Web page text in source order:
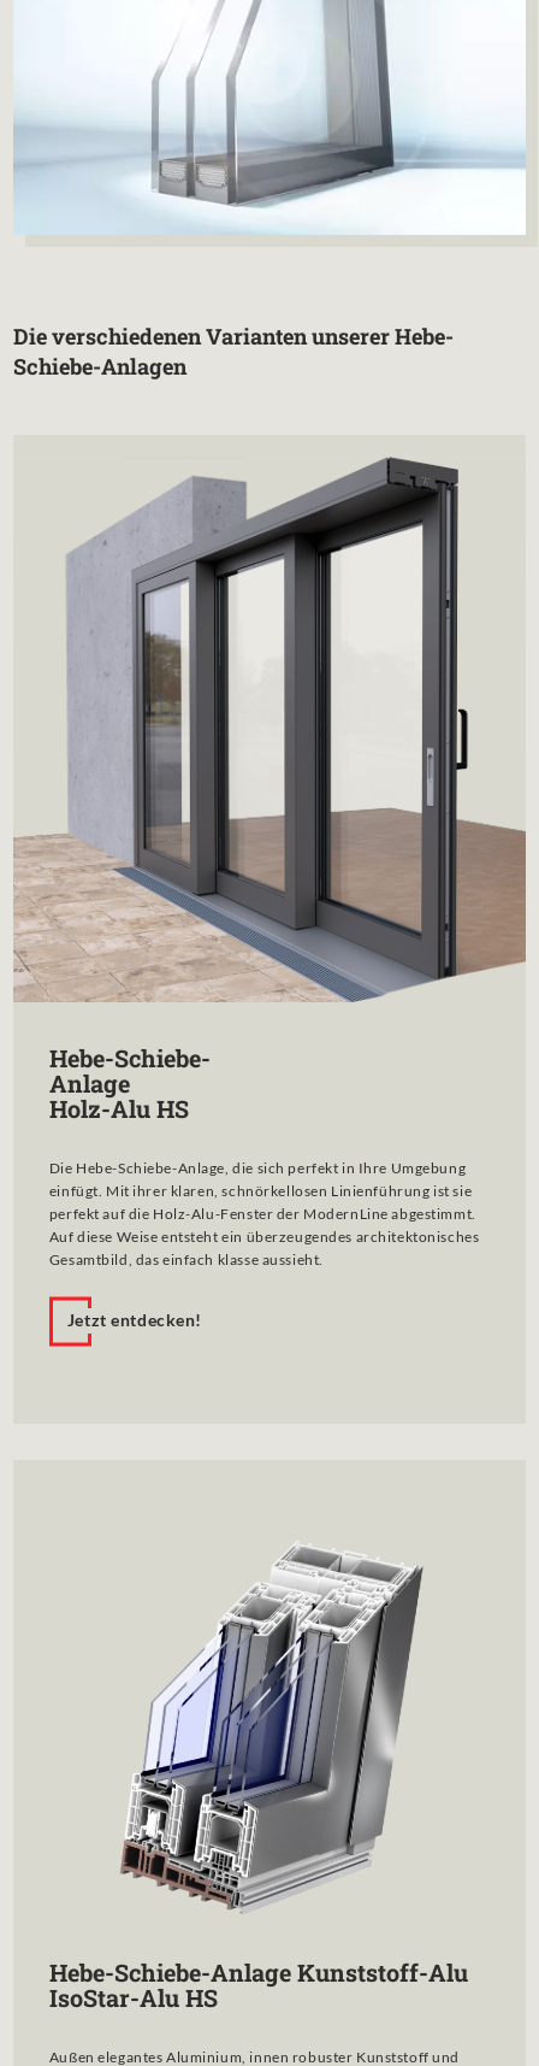
Die verschiedenen Varianten unserer Hebe-
Schiebe-Anlagen
Hebe-Schiebe-
Anlage
Holz-Alu HS
Die Hebe-Schiebe-Anlage, die sich perfekt in Ihre Umgebung
einfügt. Mit ihrer klaren, schnörkellosen Linienführung ist sie
perfekt auf die Holz-Alu-Fenster der ModernLine abgestimmt.
Auf diese Weise entsteht ein überzeugendes architektonisches
Gesamtbild, das einfach klasse aussieht.
Jetzt entdecken!
Hebe-Schiebe-Anlage Kunststoff-Alu
IsoStar-Alu HS
Außen elegantes Aluminium, innen robuster Kunststoff und